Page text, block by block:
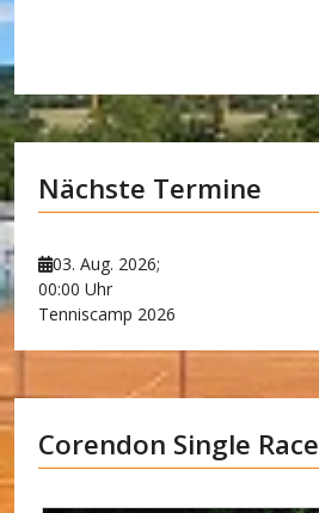
Nächste Termine
03. Aug. 2026;
00:00 Uhr
Tenniscamp 2026
Corendon Single Race